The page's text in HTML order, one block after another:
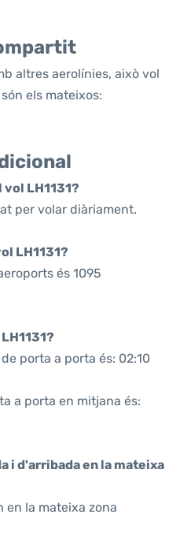
altres aerolínies, això vol
els mateixos:
LH1131?
per volar diàriament.
LH1131?
és 1095
porta a porta és: 02:10
a porta en mitjana és:
i d'arribada en la mateixa
en la mateixa zona